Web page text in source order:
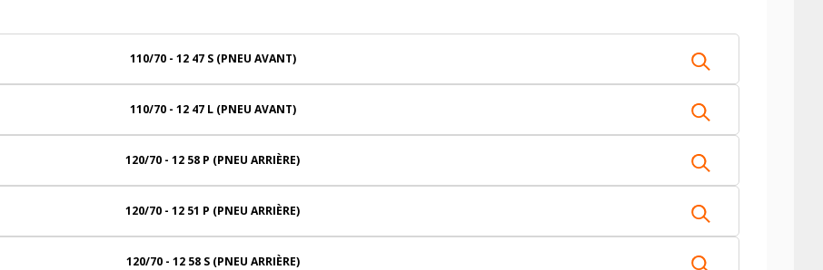
110/70 - 12 47 S (PNEU AVANT)
110/70 - 12 47 L (PNEU AVANT)
120/70 - 12 58 P (PNEU ARRIÈRE)
120/70 - 12 51 P (PNEU ARRIÈRE)
120/70 - 12 58 S (PNEU ARRIÈRE)